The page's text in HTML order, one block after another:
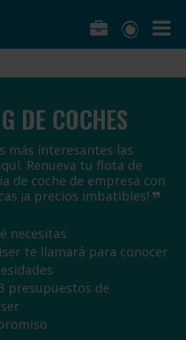
DE COCHES
más interesantes las
Renueva tu flota de
de coche de empresa con
¡a precios imbatibles!
necesitas
te llamará para conocer
presupuestos de